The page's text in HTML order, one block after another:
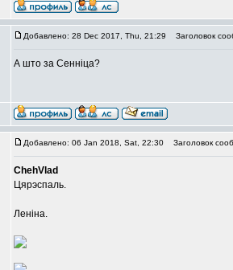
Добавлено: 28 Dec 2017, Thu, 21:29 Заголовок
А што за Сенніца?
Добавлено: 06 Jan 2018, Sat, 22:30 Заголовок
ChehVlad
Цярэспаль.
Леніна.